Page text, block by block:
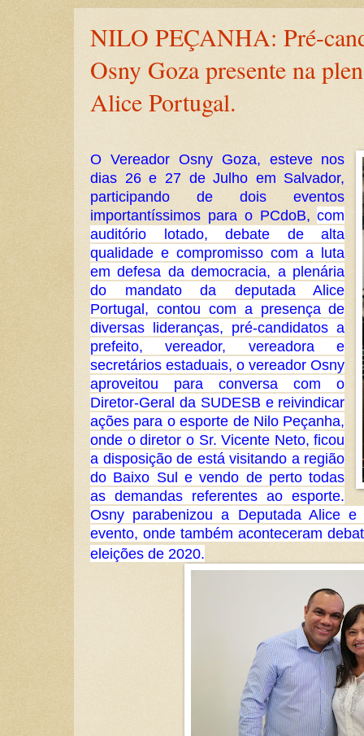
NILO PEÇANHA: Pré-
Osny Goza presente na
Alice Portugal.
O Vereador Osny Goza, esteve nos
dias 26 e 27 de Julho em Salvador,
participando de dois eventos
importantíssimos para o PCdoB,com
auditório lotado, debate de alta
qualidade e compromisso com a luta
em defesa da democracia, a plenária
do mandato da deputada Alice
Portugal, contou com a presença de
diversas lideranças, pré-candidatos a
prefeito, vereador, vereadora e
secretários estaduais, o vereador Osny
aproveitou para conversa com o
Diretor-Geral da SUDESB e reivindicar
ações para o esporte de Nilo Peçanha,
onde o diretor o Sr. Vicente Neto, ficou
a disposição de está visitando a região
do Baixo Sul e vendo de perto todas
as demandas referentes ao esporte.
Osny parabenizou a Deputada Alice
evento, onde também aconteceram
eleições de 2020.